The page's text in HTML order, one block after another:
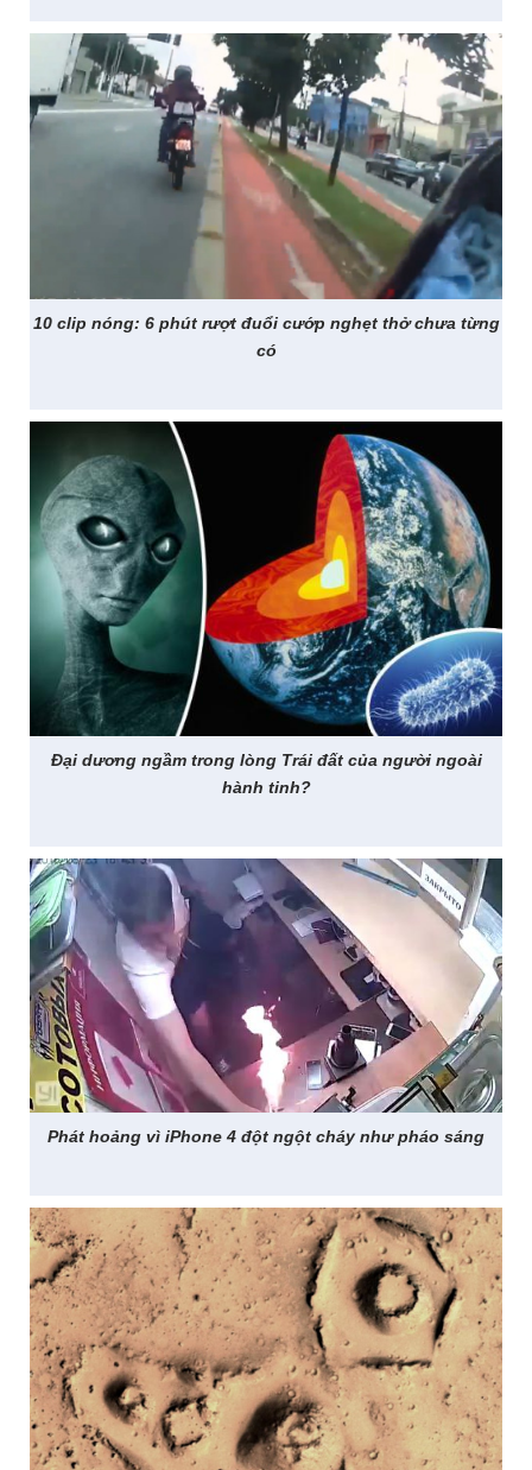
10 clip nóng: 6 phút rượt đuổi cướp nghẹt thở chưa từng
có
Đại dương ngầm trong lòng Trái đất của người ngoài
hành tinh?
Phát hoảng vì iPhone 4 đột ngột cháy như pháo sáng